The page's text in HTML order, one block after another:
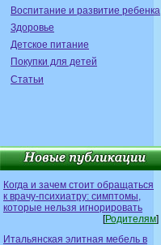
Воспитание и развитие ребенка
Здоровье
Детское питание
Покупки для детей
Статьи
Когда и зачем стоит обращаться
к врачу-психиатру: симптомы,
которые нельзя игнорировать
[Родителям]
Итальянская элитная мебель в